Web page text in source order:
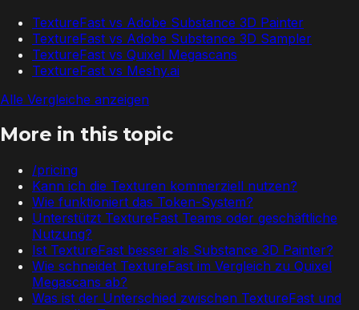
TextureFast vs Adobe Substance 3D Painter
TextureFast vs Adobe Substance 3D Sampler
TextureFast vs Quixel Megascans
TextureFast vs Meshy.ai
Alle Vergleiche anzeigen
More in this topic
/pricing
Kann ich die Texturen kommerziell nutzen?
Wie funktioniert das Token-System?
Unterstützt TextureFast Teams oder geschäftliche
Nutzung?
Ist TextureFast besser als Substance 3D Painter?
Wie schneidet TextureFast im Vergleich zu Quixel
Megascans ab?
Was ist der Unterschied zwischen TextureFast und